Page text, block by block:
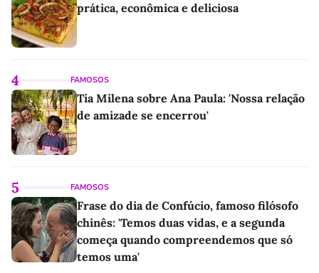
prática, econômica e deliciosa
4 FAMOSOS
Tia Milena sobre Ana Paula: 'Nossa relação
de amizade se encerrou'
5 FAMOSOS
Frase do dia de Confúcio, famoso filósofo
chinês: 'Temos duas vidas, e a segunda
começa quando compreendemos que só
temos uma'